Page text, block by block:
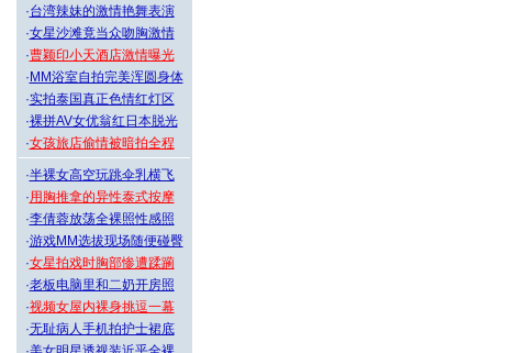
·台湾辣妹的激情艳舞表演
·女星沙滩竟当众吻胸激情
·曹颖印小天酒店激情曝光
· MM浴室自拍完美浑圆身体
·实拍泰国真正色情红灯区
·裸拼AV女优翁红日本脱光
·女孩旅店偷情被暗拍全程
·半裸女高空玩跳伞乳横飞
·用胸推拿的异性泰式按摩
·李倩蓉放荡全裸照性感照
·游戏MM选拔现场随便碰臀
·女星拍戏时胸部惨遭蹂躏
·老板电脑里和二奶开房照
·视频女屋内裸身挑逗一幕
·无耻病人手机拍护士裙底